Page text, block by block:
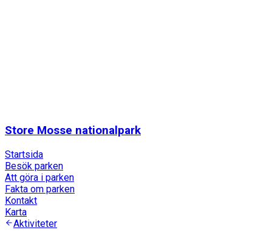
Store Mosse nationalpark
Startsida
Besök parken
Att göra i parken
Fakta om parken
Kontakt
Karta
Aktiviteter